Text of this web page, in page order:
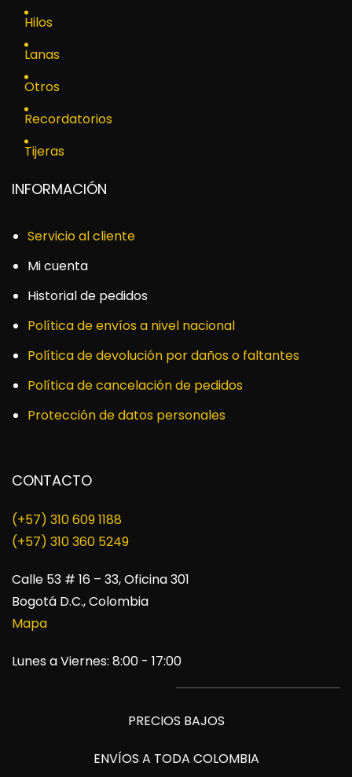
Hilos
Lanas
Otros
Recordatorios
Tijeras
INFORMACIÓN
Servicio al cliente
Mi cuenta
Historial de pedidos
Política de envíos a nivel nacional
Política de devolución por daños o faltantes
Política de cancelación de pedidos
Protección de datos personales
CONTACTO
(+57) 310 609 1188
​(+57) 310 360 5249
Calle 53 # 16 – 33, Oficina 301
Bogotá D.C., Colombia
Mapa
Lunes a Viernes: 8:00 - 17:00
PRECIOS BAJOS
ENVÍOS A TODA COLOMBIA